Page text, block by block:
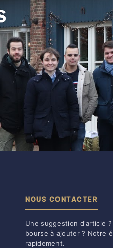
NOUS CONTACTER
Une suggestion d'article
bourse à ajouter ? Notre
rapidement.